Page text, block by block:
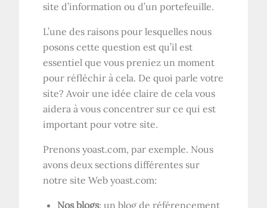
site d’information ou d’un portefeuille.
L’une des raisons pour lesquelles nous
posons cette question est qu’il est
essentiel que vous preniez un moment
pour réfléchir à cela. De quoi parle votre
site? Avoir une idée claire de cela vous
aidera à vous concentrer sur ce qui est
important pour votre site.
Prenons yoast.com, par exemple. Nous
avons deux sections différentes sur
notre site Web yoast.com:
Nos blogs: un blog de référencement